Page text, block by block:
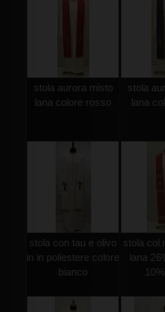
stola aurora misto
lana colore rosso
stola
lana
stola con tau e olivo
in in poliestere colore
bianco
stola
lana